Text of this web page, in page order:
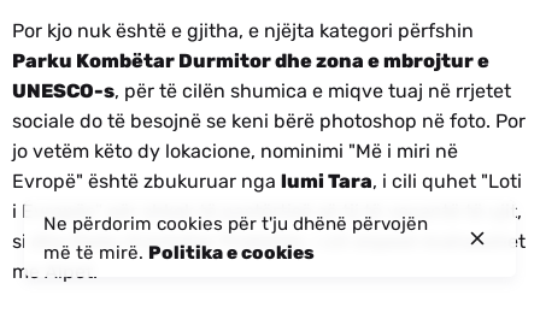
Por kjo nuk është e gjitha, e njëjta kategori përfshin
Parku Kombëtar Durmitor dhe zona e mbrojtur e
UNESCO-s, për të cilën shumica e miqve tuaj në rrjetet
sociale do të besojnë se keni bërë photoshop në foto. Por
jo vetëm këto dy lokacione, nominimi "Më i miri në
Evropë" është zbukuruar nga lumi Tara, i cili quhet "Loti
i Evropës" për shkak të pastërtisë së tij të veçantë të ujit,
si dhe Parku Kombëtar Prokletije, i cili shpesh krahasohet
me Alpet.
Ne përdorim cookies për t'ju dhënë përvojën
më të mirë. Politika e cookies